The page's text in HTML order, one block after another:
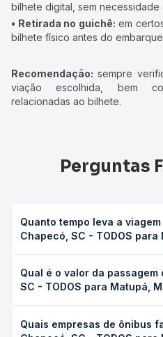
bilhete digital, sem
• Retirada no guichê: em
bilhete físico antes do
Recomendação: sempre
viação escolhida, bem
relacionadas ao bilhete.
Perguntas
Quanto tempo leva a
Chapecó, SC - TODOS para
Matupá, MT leva em média
a viação, o tipo de serviço
exata de cada opção na data
Qual é o valor da passagem
SC - TODOS para Matupá,
TODOS para Matupá, MT
Quais empresas de ônibus